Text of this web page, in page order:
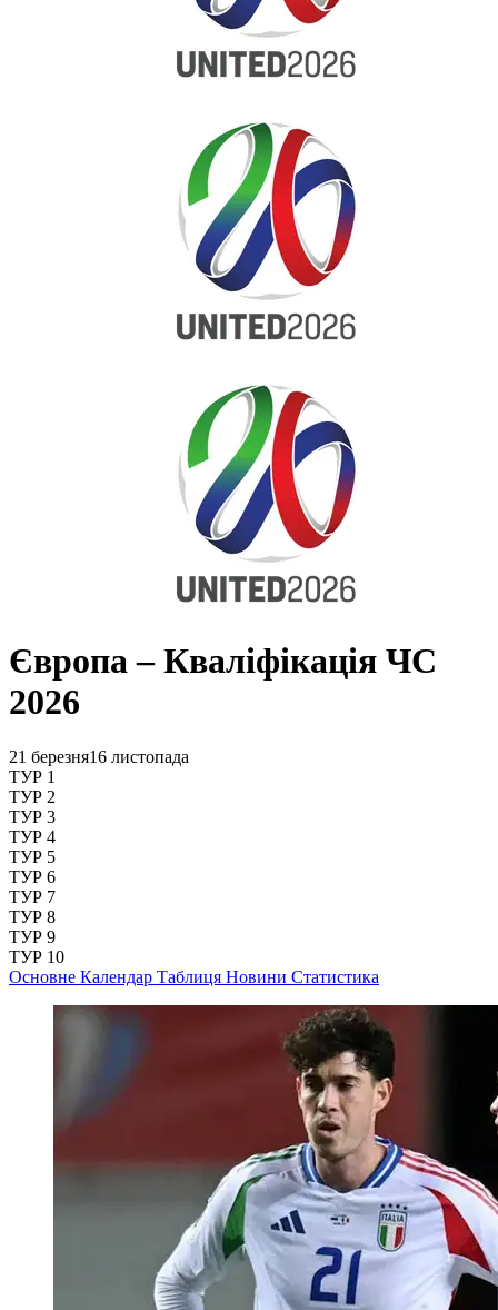
Європа – Кваліфікація ЧС
2026
21 березня16 листопада
ТУР 1
ТУР 2
ТУР 3
ТУР 4
ТУР 5
ТУР 6
ТУР 7
ТУР 8
ТУР 9
ТУР 10
Основне Календар Таблиця Новини Статистика